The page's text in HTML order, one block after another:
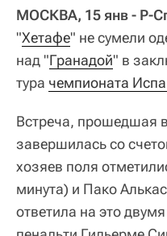
МОСКВА, 15 янв - Р-
"Хетафе" не сумели
над "Гранадой" в
тура чемпионата
Встреча, прошедшая
завершилась со
хозяев поля
минута) и Пако
ответила на это